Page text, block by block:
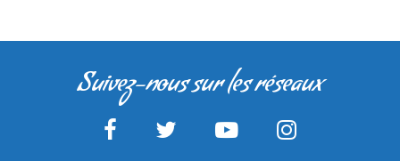
Suivez-nous sur les réseaux